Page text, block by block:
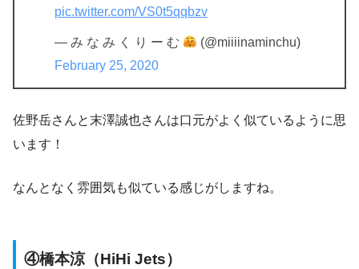
pic.twitter.com/VS0t5qqbzv
— み な み く り ー む
(@miiiinaminchu)
February 25, 2020
佐野岳さんと末澤誠也さんは口元がよく似ているように思
います！
なんとなく雰囲気も似ている感じがしますね。
④橋本涼（HiHi Jets）